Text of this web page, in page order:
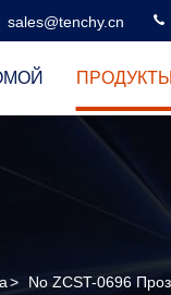
sales@tenchy.cn
ПРОДУКТЫ
> No ZCST-0696